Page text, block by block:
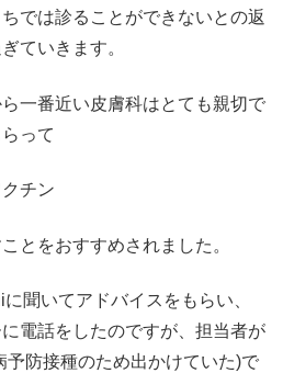
では診ることができないとの返
ていきます。
一番近い皮膚科はとても親切で
って
チン
とをおすすめされました。
聞いてアドバイスをもらい、
電話をしたのですが、担当者が
予防接種のため出かけていた)で